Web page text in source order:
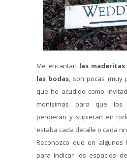
Me encantan las maderitas
las bodas, son pocas (muy
que he acudido como
monísimas para que
perdieran y supieran en
estaba cada detalle o cada
Reconozco que en algunos
para indicar los espacios